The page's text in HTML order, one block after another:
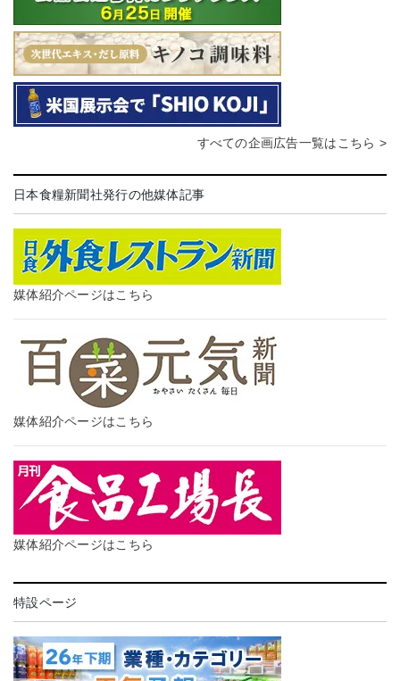
すべての企画広告一覧はこちら >
日本食糧新聞社発行の他媒体記事
媒体紹介ページはこちら
媒体紹介ページはこちら
媒体紹介ページはこちら
特設ページ